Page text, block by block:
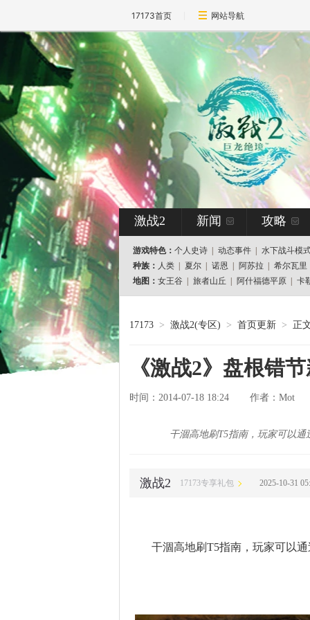
17173首页 网站导航
激战2 新闻 攻略
游戏特色： 个人史诗 动态事件
水下战斗模
种族： 人类 夏尔 诺恩 阿苏拉
希尔瓦里
地图： 女王谷 旅者山丘 阿什福德平原 卡
17173 > 激战2(专区) > 首页更新 > 正
《激战2》盘根错
时间：2014-07-18 18:24 作者： Mot
干涸高地刷T5指南，玩家可以
激战2 17173专享礼包 2025-10-31
干涸高地刷T5指南，玩家可以通